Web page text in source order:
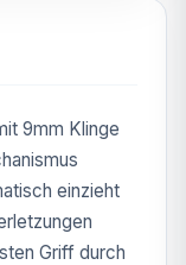
9mm Klinge
einzieht
Griff durch